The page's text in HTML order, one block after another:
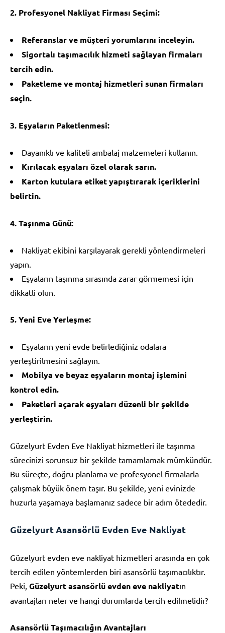
2. Profesyonel Nakliyat Firması Seçimi:
Referanslar ve müşteri yorumlarını inceleyin.
Sigortalı taşımacılık hizmeti sağlayan firmaları
tercih edin.
Paketleme ve montaj hizmetleri sunan firmaları
seçin.
3. Eşyaların Paketlenmesi:
Dayanıklı ve kaliteli ambalaj malzemeleri kullanın.
Kırılacak eşyaları özel olarak sarın.
Karton kutulara etiket yapıştırarak içeriklerini
belirtin.
4. Taşınma Günü:
Nakliyat ekibini karşılayarak gerekli yönlendirmeleri
yapın.
Eşyaların taşınma sırasında zarar görmemesi için
dikkatli olun.
5. Yeni Eve Yerleşme:
Eşyaların yeni evde belirlediğiniz odalara
yerleştirilmesini sağlayın.
Mobilya ve beyaz eşyaların montaj işlemini
kontrol edin.
Paketleri açarak eşyaları düzenli bir şekilde
yerleştirin.
Güzelyurt Evden Eve Nakliyat hizmetleri ile taşınma
sürecinizi sorunsuz bir şekilde tamamlamak mümkündür.
Bu süreçte, doğru planlama ve profesyonel firmalarla
çalışmak büyük önem taşır. Bu şekilde, yeni evinizde
huzurla yaşamaya başlamanız sadece bir adım ötededir.
Güzelyurt Asansörlü Evden Eve Nakliyat
Güzelyurt evden eve nakliyat hizmetleri arasında en çok
tercih edilen yöntemlerden biri asansörlü taşımacılıktır.
Peki, Güzelyurt asansörlü evden eve nakliyatın
avantajları neler ve hangi durumlarda tercih edilmelidir?
Asansörlü Taşımacılığın Avantajları